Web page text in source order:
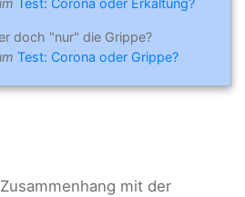
doch "nur" die Grippe?
Test: Corona oder Grippe?
mit der